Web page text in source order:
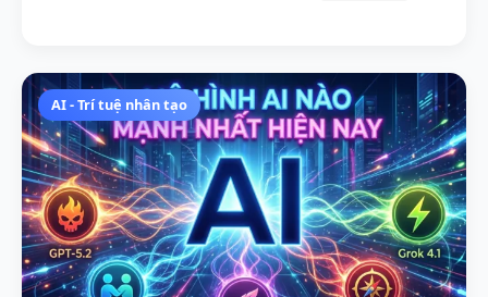
AI - Trí tuệ nhân tạo